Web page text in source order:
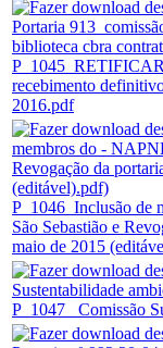
recebimento
2016.pdf
P_1046_Inclusão de
São Sebastião e
maio de 2015
P_1047_ Comissão